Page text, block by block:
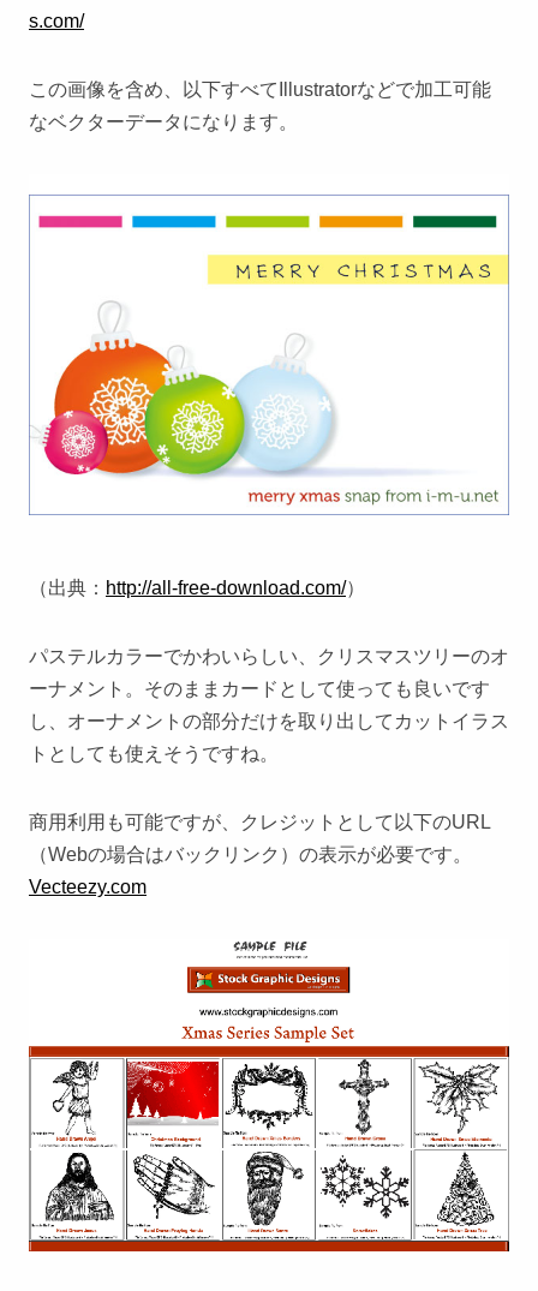
s.com/
この画像を含め、以下すべてIllustratorなどで加工可能
なベクターデータになります。
（出典： http://all-free-download.com/）
パステルカラーでかわいらしい、クリスマスツリーのオ
ーナメント。そのままカードとして使っても良いです
し、オーナメントの部分だけを取り出してカットイラス
トとしても使えそうですね。
商用利用も可能ですが、クレジットとして以下のURL
（Webの場合はバックリンク）の表示が必要です。
Vecteezy.com